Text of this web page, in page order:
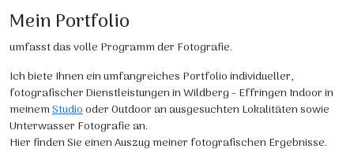
Mein Portfolio
umfasst das volle Programm der Fotografie.
Ich biete Ihnen ein umfangreiches Portfolio individueller,
fotografischer Dienstleistungen in Wildberg - Effringen Indoor in
meinemStudiooder Outdoor an ausgesuchten Lokalitäten sowie
Unterwasser Fotografie an.
Hier finden Sie einen Auszug meiner fotografischen Ergebnisse.